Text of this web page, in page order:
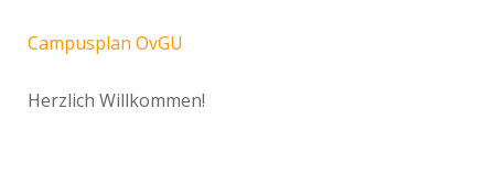
Campusplan OvGU
Herzlich Willkommen!